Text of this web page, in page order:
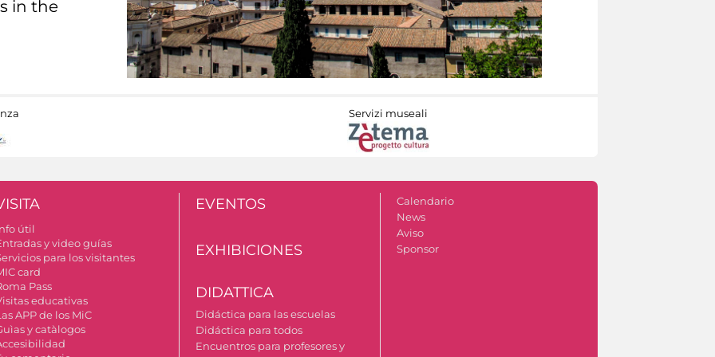
in the
Servizi museali
útil
y video guías
para los visitantes
card
Pass
educativas
APP de los MiC
y catàlogos
EVENTOS
EXHIBICIONES
DIDATTICA
Didáctica para las escuelas
Didáctica para todos
Encuentros para profesores y
Calendario
News
Aviso
Sponsor